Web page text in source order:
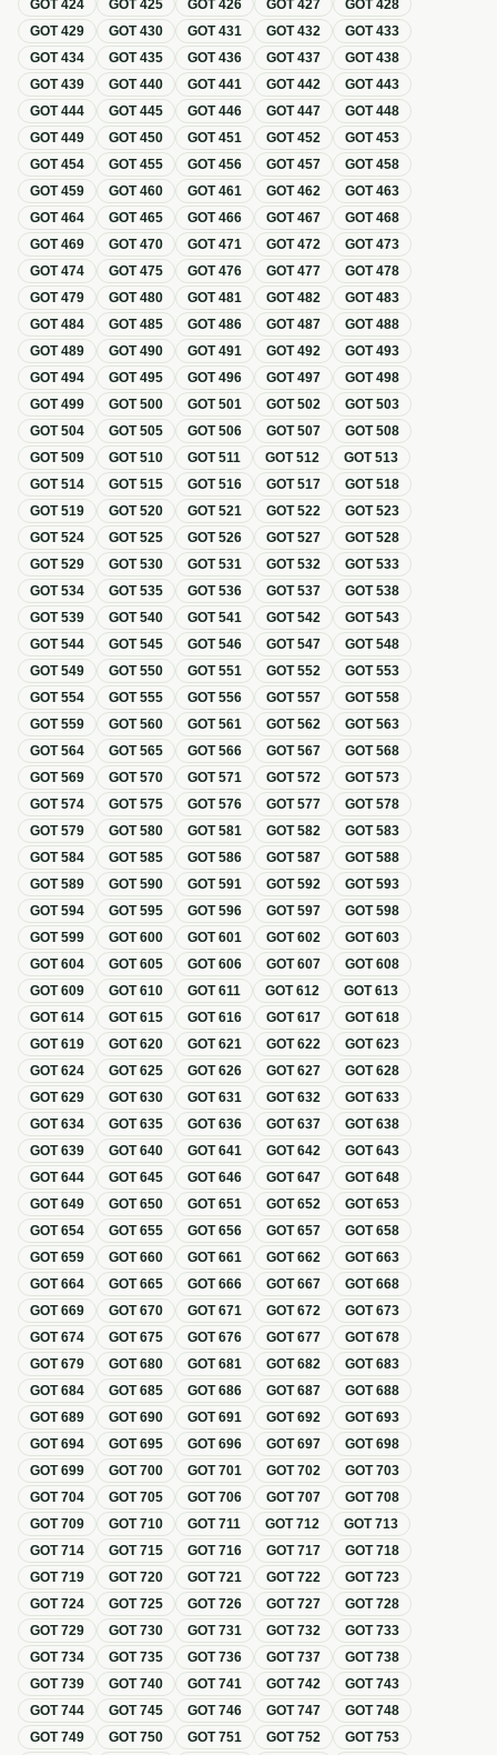
GOT 424 GOT 425 GOT 426 GOT 427 GOT 428
GOT429 GOT430 GOT431 GOT432 GOT433
GOT434 GOT435 GOT436 GOT437 GOT438
GOT439 GOT440 GOT441 GOT442 GOT443
GOT444 GOT445 GOT446 GOT447 GOT448
GOT449 GOT450 GOT451 GOT452 GOT453
GOT454 GOT455 GOT456 GOT457 GOT458
GOT459 GOT460 GOT461 GOT462 GOT463
GOT464 GOT465 GOT466 GOT467 GOT468
GOT469 GOT470 GOT471 GOT472 GOT473
GOT474 GOT475 GOT476 GOT477 GOT478
GOT479 GOT480 GOT481 GOT482 GOT483
GOT484 GOT485 GOT486 GOT487 GOT488
GOT489 GOT490 GOT491 GOT492 GOT493
GOT494 GOT495 GOT496 GOT497 GOT498
GOT499 GOT500 GOT501 GOT502 GOT503
GOT504 GOT505 GOT506 GOT507 GOT508
GOT509 GOT510 GOT511 GOT512 GOT513
GOT514 GOT515 GOT516 GOT517 GOT518
GOT519 GOT520 GOT521 GOT522 GOT523
GOT524 GOT525 GOT526 GOT527 GOT528
GOT529 GOT530 GOT531 GOT532 GOT533
GOT534 GOT535 GOT536 GOT537 GOT538
GOT539 GOT540 GOT541 GOT542 GOT543
GOT544 GOT545 GOT546 GOT547 GOT548
GOT549 GOT550 GOT551 GOT552 GOT553
GOT554 GOT555 GOT556 GOT557 GOT558
GOT559 GOT560 GOT561 GOT562 GOT563
GOT564 GOT565 GOT566 GOT567 GOT568
GOT569 GOT570 GOT571 GOT572 GOT573
GOT574 GOT575 GOT576 GOT577 GOT578
GOT579 GOT580 GOT581 GOT582 GOT583
GOT584 GOT585 GOT586 GOT587 GOT588
GOT589 GOT590 GOT591 GOT592 GOT593
GOT594 GOT595 GOT596 GOT597 GOT598
GOT599 GOT600 GOT601 GOT602 GOT603
GOT604 GOT605 GOT606 GOT607 GOT608
GOT609 GOT610 GOT611 GOT612 GOT613
GOT614 GOT615 GOT616 GOT617 GOT618
GOT619 GOT620 GOT621 GOT622 GOT623
GOT624 GOT625 GOT626 GOT627 GOT628
GOT629 GOT630 GOT631 GOT632 GOT633
GOT634 GOT635 GOT636 GOT637 GOT638
GOT639 GOT640 GOT641 GOT642 GOT643
GOT644 GOT645 GOT646 GOT647 GOT648
GOT649 GOT650 GOT651 GOT652 GOT653
GOT654 GOT655 GOT656 GOT657 GOT658
GOT659 GOT660 GOT661 GOT662 GOT663
GOT664 GOT665 GOT666 GOT667 GOT668
GOT669 GOT670 GOT671 GOT672 GOT673
GOT674 GOT675 GOT676 GOT677 GOT678
GOT679 GOT680 GOT681 GOT682 GOT683
GOT684 GOT685 GOT686 GOT687 GOT688
GOT689 GOT690 GOT691 GOT692 GOT693
GOT694 GOT695 GOT696 GOT697 GOT698
GOT699 GOT700 GOT701 GOT702 GOT703
GOT704 GOT705 GOT706 GOT707 GOT708
GOT709 GOT710 GOT711 GOT712 GOT713
GOT714 GOT715 GOT716 GOT717 GOT718
GOT719 GOT720 GOT721 GOT722 GOT723
GOT724 GOT725 GOT726 GOT727 GOT728
GOT729 GOT730 GOT731 GOT732 GOT733
GOT734 GOT735 GOT736 GOT737 GOT738
GOT739 GOT740 GOT741 GOT742 GOT743
GOT744 GOT745 GOT746 GOT747 GOT748
GOT749 GOT750 GOT751 GOT752 GOT753